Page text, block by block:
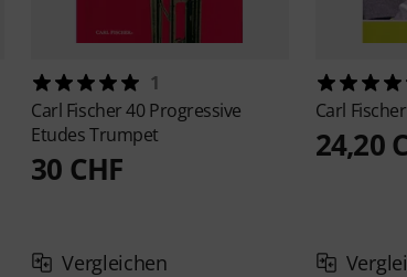
1
Carl Fischer40 Progressive
Etudes Trumpet
30 CHF
Vergleichen
Carl
24,20